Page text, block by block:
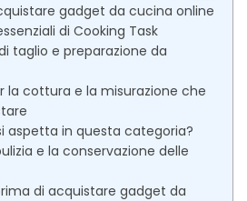
gadget da cucina online
di Cooking Task
taglio e preparazione da
la cottura e la misurazione che
aspetta in questa categoria?
e la conservazione delle
di acquistare gadget da